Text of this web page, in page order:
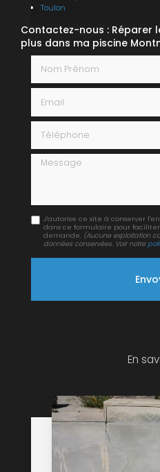
Toulon
Contactez-nous : Réparer
plus dans ma piscine
Message
J'autorise ce site à conserver
dans ce formulaire pour
demande. (Aucune exploitation
données conservées. Voir notre
En